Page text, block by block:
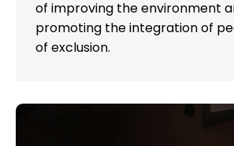
of improving the environment
promoting the integration of
of exclusion.